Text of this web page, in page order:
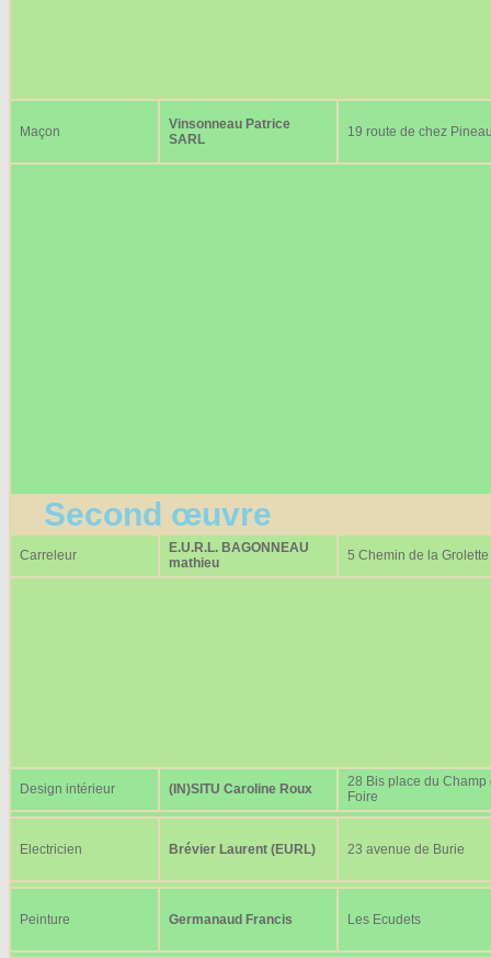
Maçon
Vinsonneau Patrice
SARL
19 route de chez
Second œuvre
Carreleur
E.U.R.L. BAGONNEAU
mathieu
5 Chemin de la Grolette
Design intérieur (IN)SITU Caroline Roux
28 Bis place du Champ
Foire
Electricien Brévier Laurent (EURL) 23 avenue de Burie
Peinture Germanaud Francis Les Ecudets